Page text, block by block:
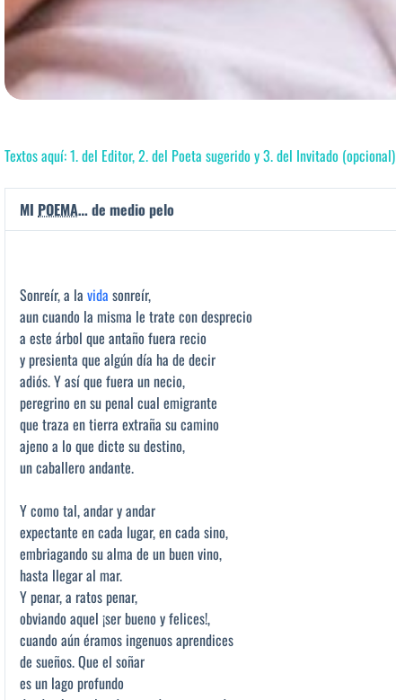
Textos aquí: 1. del Editor, 2. del Poeta sugerido y 3. del Invitado (opcional)
MI POEMA… de medio pelo
Sonreír, a la vida sonreír,
aun cuando la misma le trate con desprecio
a este árbol que antaño fuera recio
y presienta que algún día ha de decir
adiós. Y así que fuera un necio,
peregrino en su penal cual emigrante
que traza en tierra extraña su camino
ajeno a lo que dicte su destino,
un caballero andante.
Y como tal, andar y andar
expectante en cada lugar, en cada sino,
embriagando su alma de un buen vino,
hasta llegar al mar.
Y penar, a ratos penar,
obviando aquel ¡ser bueno y felices!,
cuando aún éramos ingenuos aprendices
de sueños. Que el soñar
es un lago profundo